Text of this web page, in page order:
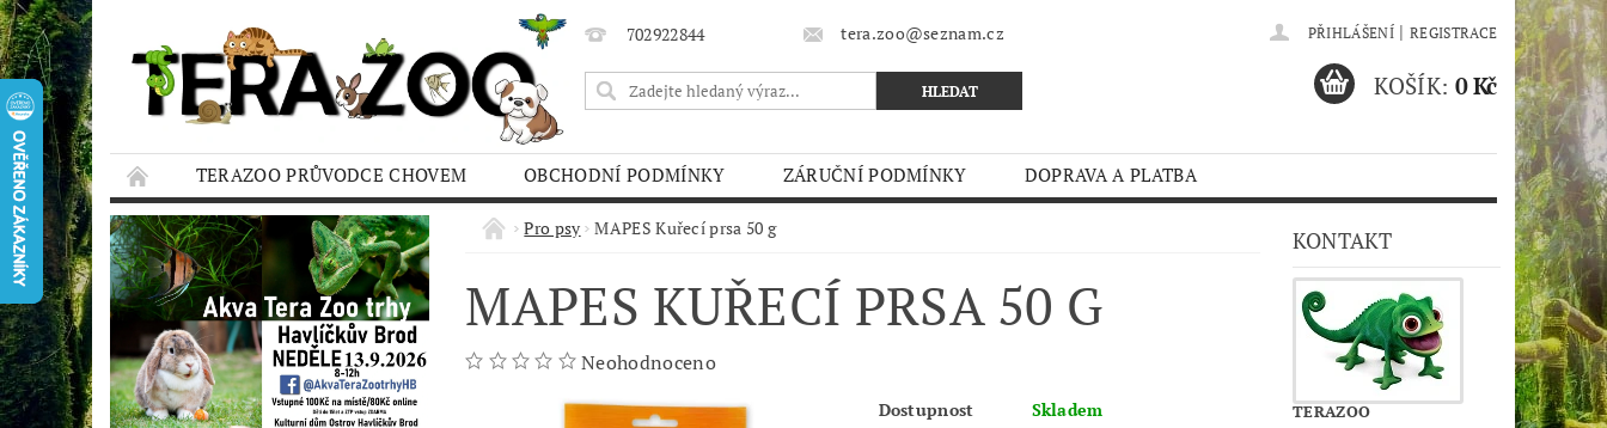
702922844 tera.zoo@seznam.cz PŘIHLÁŠENÍ | REGISTRACE
KOŠÍK: 0 Kč
TERAZOO PRŮVODCE CHOVEM OBCHODNÍ PODMÍNKY ZÁRUČNÍ PODMÍNKY
DOPRAVA A PLATBA
HODNOCENÍ OBCHODU
AQUA TERAZOO TRHY
Pro psy MAPES Kuřecí prsa 50 g
MAPES KUŘECÍ PRSA 50 G
Neohodnoceno
Dostupnost Skladem
KONTAKT
TERAZOO